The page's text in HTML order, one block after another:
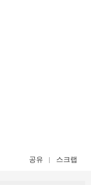
공유 스크랩